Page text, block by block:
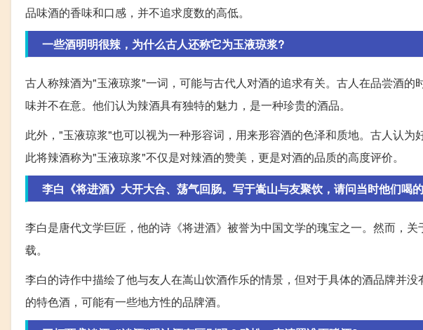
品味酒的香味和口感，并不追求度数的高低。
一些酒明明很辣，为什么古人还称它为玉液琼浆?
古人称辣酒为"玉液琼浆"一词，可能与古代人对酒的追求有关。古人在品尝酒
味并不在意。他们认为辣酒具有独特的魅力，是一种珍贵的酒品。
此外，"玉液琼浆"也可以视为一种形容词，用来形容酒的色泽和质地。古人认
此将辣酒称为"玉液琼浆"不仅是对辣酒的赞美，更是对酒的品质的高度评价。
李白《将进酒》大开大合、荡气回肠。写于嵩山与友聚饮，请问当时他们喝
李白是唐代文学巨匠，他的诗《将进酒》被誉为中国文学的瑰宝之一。然而，
载。
李白的诗作中描绘了他与友人在嵩山饮酒作乐的情景，但对于具体的酒品牌并
的特色酒，可能有一些地方性的品牌酒。